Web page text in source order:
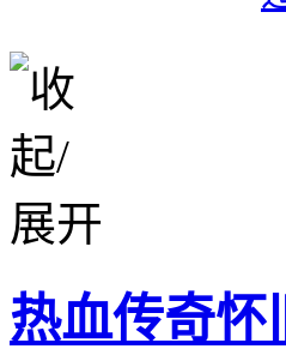
热血传奇怀